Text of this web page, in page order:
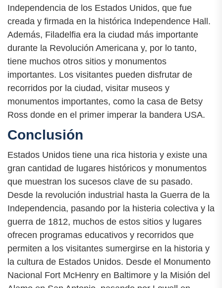
Independencia de los Estados Unidos, que fue
creada y firmada en la histórica Independence Hall.
Además, Filadelfia era la ciudad más importante
durante la Revolución Americana y, por lo tanto,
tiene muchos otros sitios y monumentos
importantes. Los visitantes pueden disfrutar de
recorridos por la ciudad, visitar museos y
monumentos importantes, como la casa de Betsy
Ross donde en el primer imperar la bandera USA.
Conclusión
Estados Unidos tiene una rica historia y existe una
gran cantidad de lugares históricos y monumentos
que muestran los sucesos clave de su pasado.
Desde la revolución industrial hasta la Guerra de la
Independencia, pasando por la histeria colectiva y la
guerra de 1812, muchos de estos sitios y lugares
ofrecen programas educativos y recorridos que
permiten a los visitantes sumergirse en la historia y
la cultura de Estados Unidos. Desde el Monumento
Nacional Fort McHenry en Baltimore y la Misión del